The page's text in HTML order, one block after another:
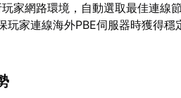
家網路環境，自動選取最佳連線
玩家連線海外PBE伺服器時獲得